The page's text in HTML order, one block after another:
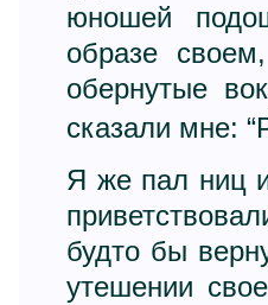
юношей
образе
обернутые
сказали мне:
Я же пал ниц
будто бы
утешении